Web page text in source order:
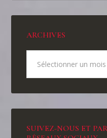
ARCHIVES
SUIVEZ-NOUS ET